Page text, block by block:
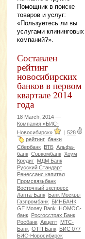
Помощник в поиске
товаров и услуг:
«Пользуетесь ли вы
услугами клининговых
компаний?».
Составлен
рейтинг
новосибирских
банков в первом
квартале 2014
года
18 March, 2014 —
Компания «БИС-
Новосибирск»
| 528
рейтинг банки
Сбербанк ВТБ Альфа-
банк Совкомбанк Хоум
Кредит МДМ Банк
Русский Стандарт
Ренессанс капитал
Промсвязьбанк
Восточный экспресс
Ланта-Банк Банк Москвы
Газпромбанк БИНБАНК
GE Money Bank
НОМОС-
банк Росгосстрах Банк
Росбанк Акцепт МТС-
Банк ОТП Банк БИС 077
БИС-Новосибирск